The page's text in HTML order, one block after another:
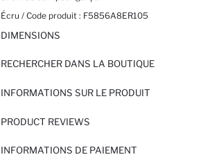
Écru / Code produit : F5856A8ER105
DIMENSIONS
RECHERCHER DANS LA BOUTIQUE
INFORMATIONS SUR LE PRODUIT
PRODUCT REVIEWS
INFORMATIONS DE PAIEMENT